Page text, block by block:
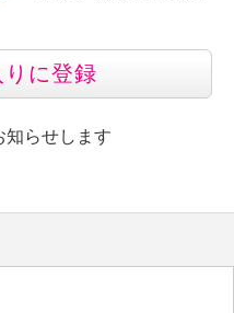
に登録
知らせします